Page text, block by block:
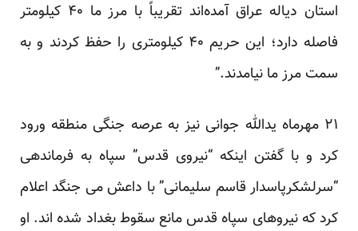
استان دیاله عراق آمده‌اند تقریباً با مرز ما ۴۰ کیلومتر
فاصله دارد؛ این حریم ۴۰ کیلومتری را حفظ کردند و به
سمت مرز ما نیامدند.”
۲۱ مهرماه یدالله جوانی نیز به عرصه جنگی منطقه ورود
کرد و با گفتن اینکه “نیروی قدس” سپاه به فرماندهی
“سرلشکرپاسدار قاسم سلیمانی” با داعش می جنگد اعلام
کرد که نیروهای سپاه قدس مانع سقوط بغداد شده اند. او